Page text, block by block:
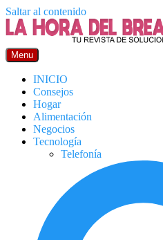
Saltar al contenido
Menu
INICIO
Consejos
Hogar
Alimentación
Negocios
Tecnología
Telefonía